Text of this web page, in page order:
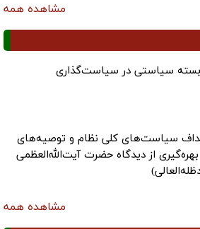
مشاهده همه
بسته سیاستی در سیاست‌گذاری
سیاست‌های کلی نظام و توصیه‌های
از دیدگاه حضرت آیت‌الله‌العظمی
مشاهده همه